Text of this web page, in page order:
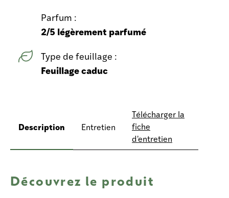
Parfum :
2/5 légèrement parfumé
Type de feuillage :
Feuillage caduc
Description Entretien
Télécharger la
fiche
d'entretien
Découvrez le produit